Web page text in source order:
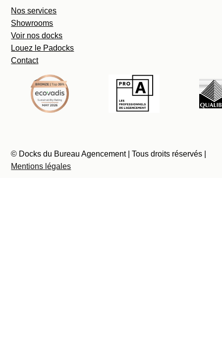
Nos services
Showrooms
Voir nos docks
Louez le Padocks
Contact
© Docks du Bureau Agencement | Tous droits réservés |
Mentions légales